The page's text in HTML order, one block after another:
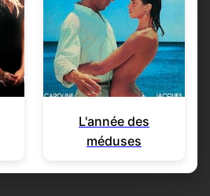
L'année des
méduses